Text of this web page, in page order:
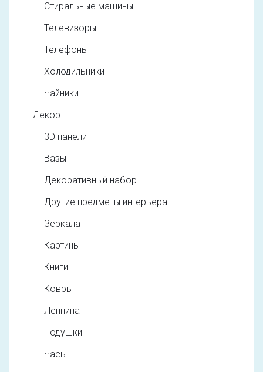
Стиральные машины
Телевизоры
Телефоны
Холодильники
Чайники
Декор
3D панели
Вазы
Декоративный набор
Другие предметы интерьера
Зеркала
Картины
Книги
Ковры
Лепнина
Подушки
Часы